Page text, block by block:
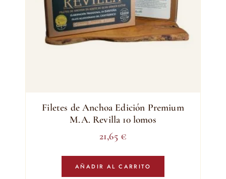
Filetes de Anchoa Edición Premium
M.A. Revilla 10 lomos
21,65 €
AÑADIR AL CARRITO